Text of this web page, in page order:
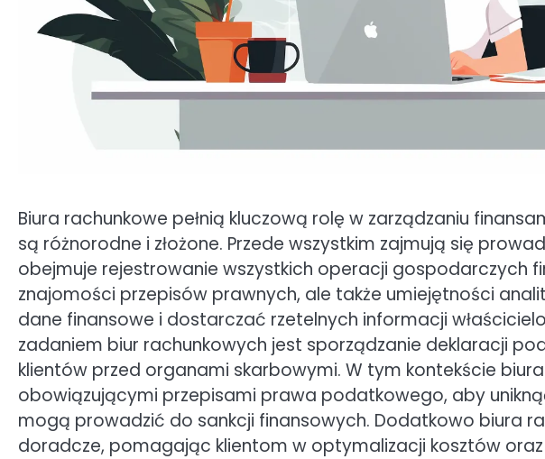
Biura rachunkowe pełnią kluczową rolę w zarządzaniu
są różnorodne i złożone. Przede wszystkim zajmują się
obejmuje rejestrowanie wszystkich operacji gospodarczych
znajomości przepisów prawnych, ale także umiejętności
dane finansowe i dostarczać rzetelnych informacji
zadaniem biur rachunkowych jest sporządzanie deklaracji
klientów przed organami skarbowymi. W tym kontekście
obowiązującymi przepisami prawa podatkowego, aby
mogą prowadzić do sankcji finansowych. Dodatkowo biura
doradcze, pomagając klientom w optymalizacji kosztów